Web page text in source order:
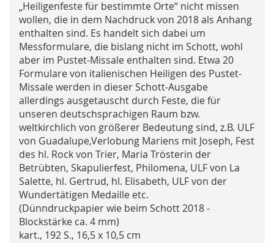
„Heiligenfeste für bestimmte Orte“ nicht missen
wollen, die in dem Nachdruck von 2018 als Anhang
enthalten sind. Es handelt sich dabei um
Messformulare, die bislang nicht im Schott, wohl
aber im Pustet-Missale enthalten sind. Etwa 20
Formulare von italienischen Heiligen des Pustet-
Missale werden in dieser Schott-Ausgabe
allerdings ausgetauscht durch Feste, die für
unseren deutschsprachigen Raum bzw.
weltkirchlich von größerer Bedeutung sind, z.B. ULF
von Guadalupe,Verlobung Mariens mit Joseph, Fest
des hl. Rock von Trier, Maria Trösterin der
Betrübten, Skapulierfest, Philomena, ULF von La
Salette, hl. Gertrud, hl. Elisabeth, ULF von der
Wundertätigen Medaille etc.
(Dünndruckpapier wie beim Schott 2018 -
Blockstärke ca. 4 mm)
kart., 192 S., 16,5 x 10,5 cm